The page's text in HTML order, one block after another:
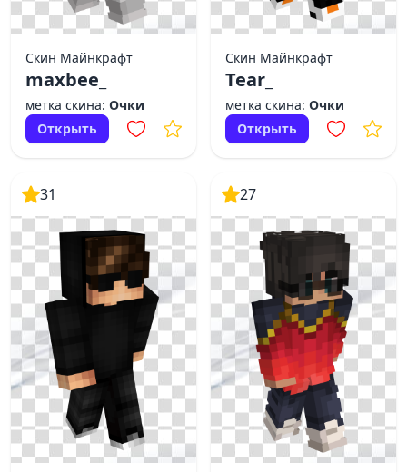
Скин Майнкрафт
maxbee_
метка скина: Очки
Открыть
Скин Майнкрафт
Tear_
метка скина: Очки
Открыть
31 27